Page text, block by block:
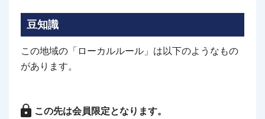
豆知識
この地域の「ローカルルール」は以下のようなもの
があります。
この先は会員限定となります。